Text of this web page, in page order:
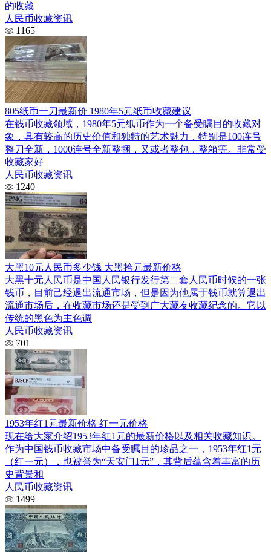
的收藏
人民币收藏资讯
1165
805纸币一刀最新价 1980年5元纸币收藏建议
在钱币收藏领域，1980年5元纸币作为一个备受瞩目的收藏对
象，具有较高的历史价值和独特的艺术魅力，特别是100连号
整刀全新，1000连号全新整捆，又或者整包，整箱等。非常受
收藏家好
人民币收藏资讯
1240
大黑10元人民币多少钱 大黑拾元最新价格
大黑十元人民币是中国人民银行发行第二套人民币时候的一张
钱币，目前己经退出流通市场，但是因为他属于钱币就算退出
流通市场后，在收藏市场还是受到广大藏友收藏纪念的。它以
传统的黑色为主色调
人民币收藏资讯
701
1953年红1元最新价格 红一元价格
现在给大家介绍1953年红1元的最新价格以及相关收藏知识。
作为中国钱币收藏市场中备受瞩目的珍品之一，1953年红1元
（红一元），也被誉为“天安门1元”，其背后蕴含着丰富的历
史背景和
人民币收藏资讯
1499